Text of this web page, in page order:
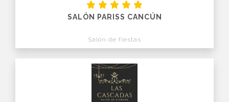
SALÓN PARISS CANCÚN
Salón de fiestas